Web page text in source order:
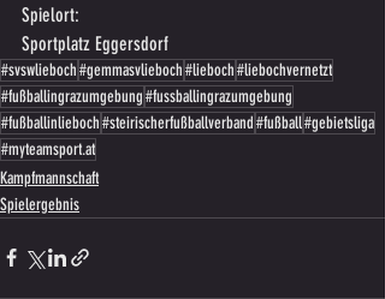
Spielort:
Sportplatz Eggersdorf
#svswlieboch#gemmasvlieboch#lieboch#liebochvernetzt
#fußballingrazumgebung#fussballingrazumgebung
#fußballinlieboch#steirischerfußballverband#fußball#gebietsliga
#myteamsport.at
Kampfmannschaft
Spielergebnis